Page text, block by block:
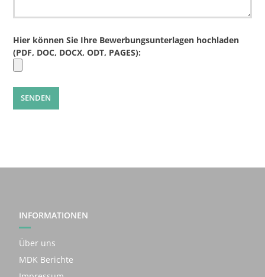
Hier können Sie Ihre Bewerbungsunterlagen hochladen
(PDF, DOC, DOCX, ODT, PAGES):
INFORMATIONEN
Über uns
MDK Berichte